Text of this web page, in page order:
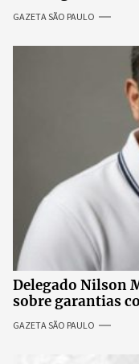
GAZETA SÃO PAULO
Delegado Nilson
sobre garantias
penal brasileiro
GAZETA SÃO PAULO